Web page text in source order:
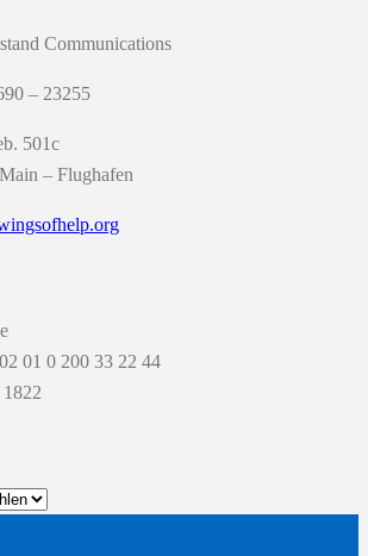
Communications
– 23255
501c
– Flughafen
01 0 200 33 22 44